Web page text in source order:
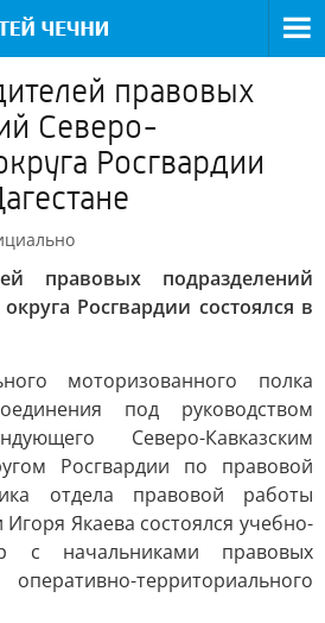
правовых
Северо-
Росгвардии
правовых подразделений
Росгвардии состоялся в
моторизованного полка
под руководством
Северо-Кавказским
Росгвардии по правовой
отдела правовой работы
Якаева состоялся учебно-
с начальниками правовых
территориального